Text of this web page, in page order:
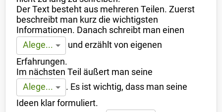
Der Text besteht aus mehreren Teilen. Zuerst
beschreibt man kurz die wichtigsten
Informationen. Danach schreibt man einen
Alege...
und erzählt von eigenen
Erfahrungen.
Im nächsten Teil äußert man seine
Alege...
. Es ist wichtig, dass man seine
Ideen klar formuliert.